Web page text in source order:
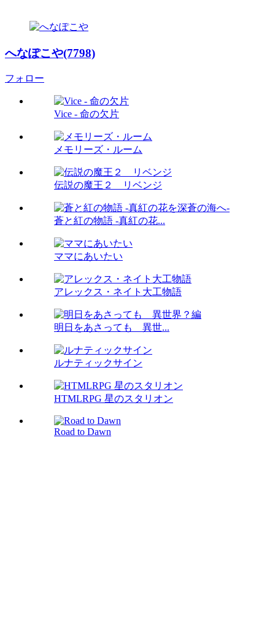
へなぽこや(7798)
フォロー
Vice - 命の欠片
メモリーズ・ルーム
伝説の魔王２ リベンジ
蒼と紅の物語 -真紅の花...
ママにあいたい
アレックス・ネイト大工物語
明日をあさっても 異世...
ルナティックサイン
HTMLRPG 星のスタリオン
Road to Dawn